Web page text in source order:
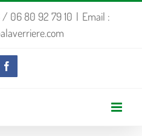
/ 06 80 92 79 10 | Email :
Facebook